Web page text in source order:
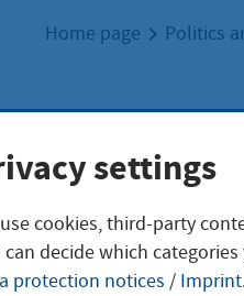
Home page Politics
settings
cookies, third-party
can decide which
protection notices / Imprint